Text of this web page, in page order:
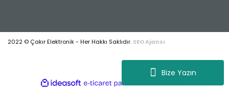
Bize Yazın
2022 © Çakır Elektronik - Her Hakkı Saklıdır. SEO Ajansı
ideasoft